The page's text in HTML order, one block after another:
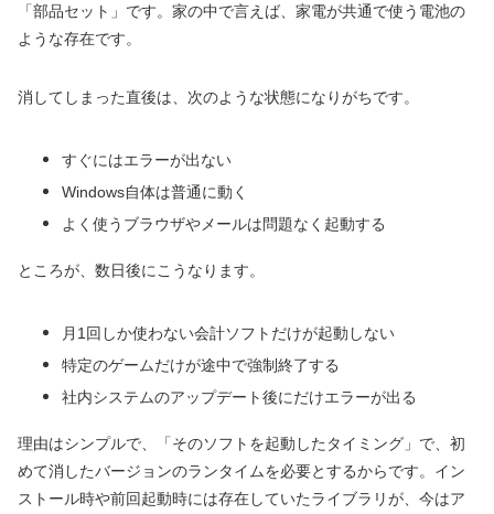
「部品セット」です。家の中で言えば、家電が共通で使う電池の
ような存在です。
消してしまった直後は、次のような状態になりがちです。
すぐにはエラーが出ない
Windows自体は普通に動く
よく使うブラウザやメールは問題なく起動する
ところが、数日後にこうなります。
月1回しか使わない会計ソフトだけが起動しない
特定のゲームだけが途中で強制終了する
社内システムのアップデート後にだけエラーが出る
理由はシンプルで、「そのソフトを起動したタイミング」で、初
めて消したバージョンのランタイムを必要とするからです。イン
ストール時や前回起動時には存在していたライブラリが、今はア